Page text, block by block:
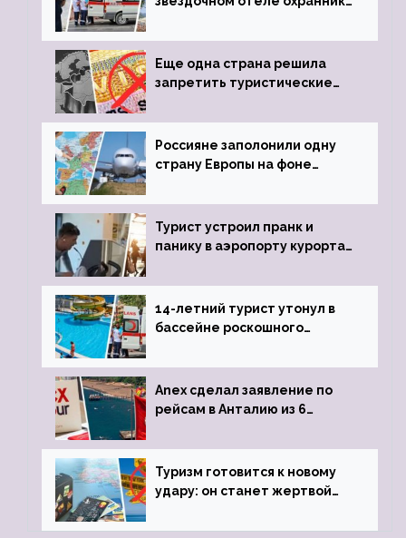
пистолета
Еще одна страна решила
запретить туристические
Россияне заполонили одну
страну Европы на фоне
виз
Турист устроил пранк и
панику в аэропорту курорта,
задержке рейса
14-летний турист утонул в
бассейне роскошного
Anex сделал заявление по
рейсам в Анталию из 6
Туризм готовится к новому
удару: он станет жертвой